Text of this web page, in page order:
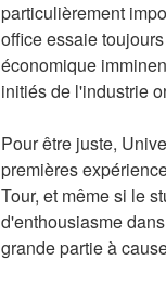
particulièrement
office essaie
économique
initiés de l'industrie
Pour être juste,
premières
Tour, et même si le
d'enthousiasme
grande partie à